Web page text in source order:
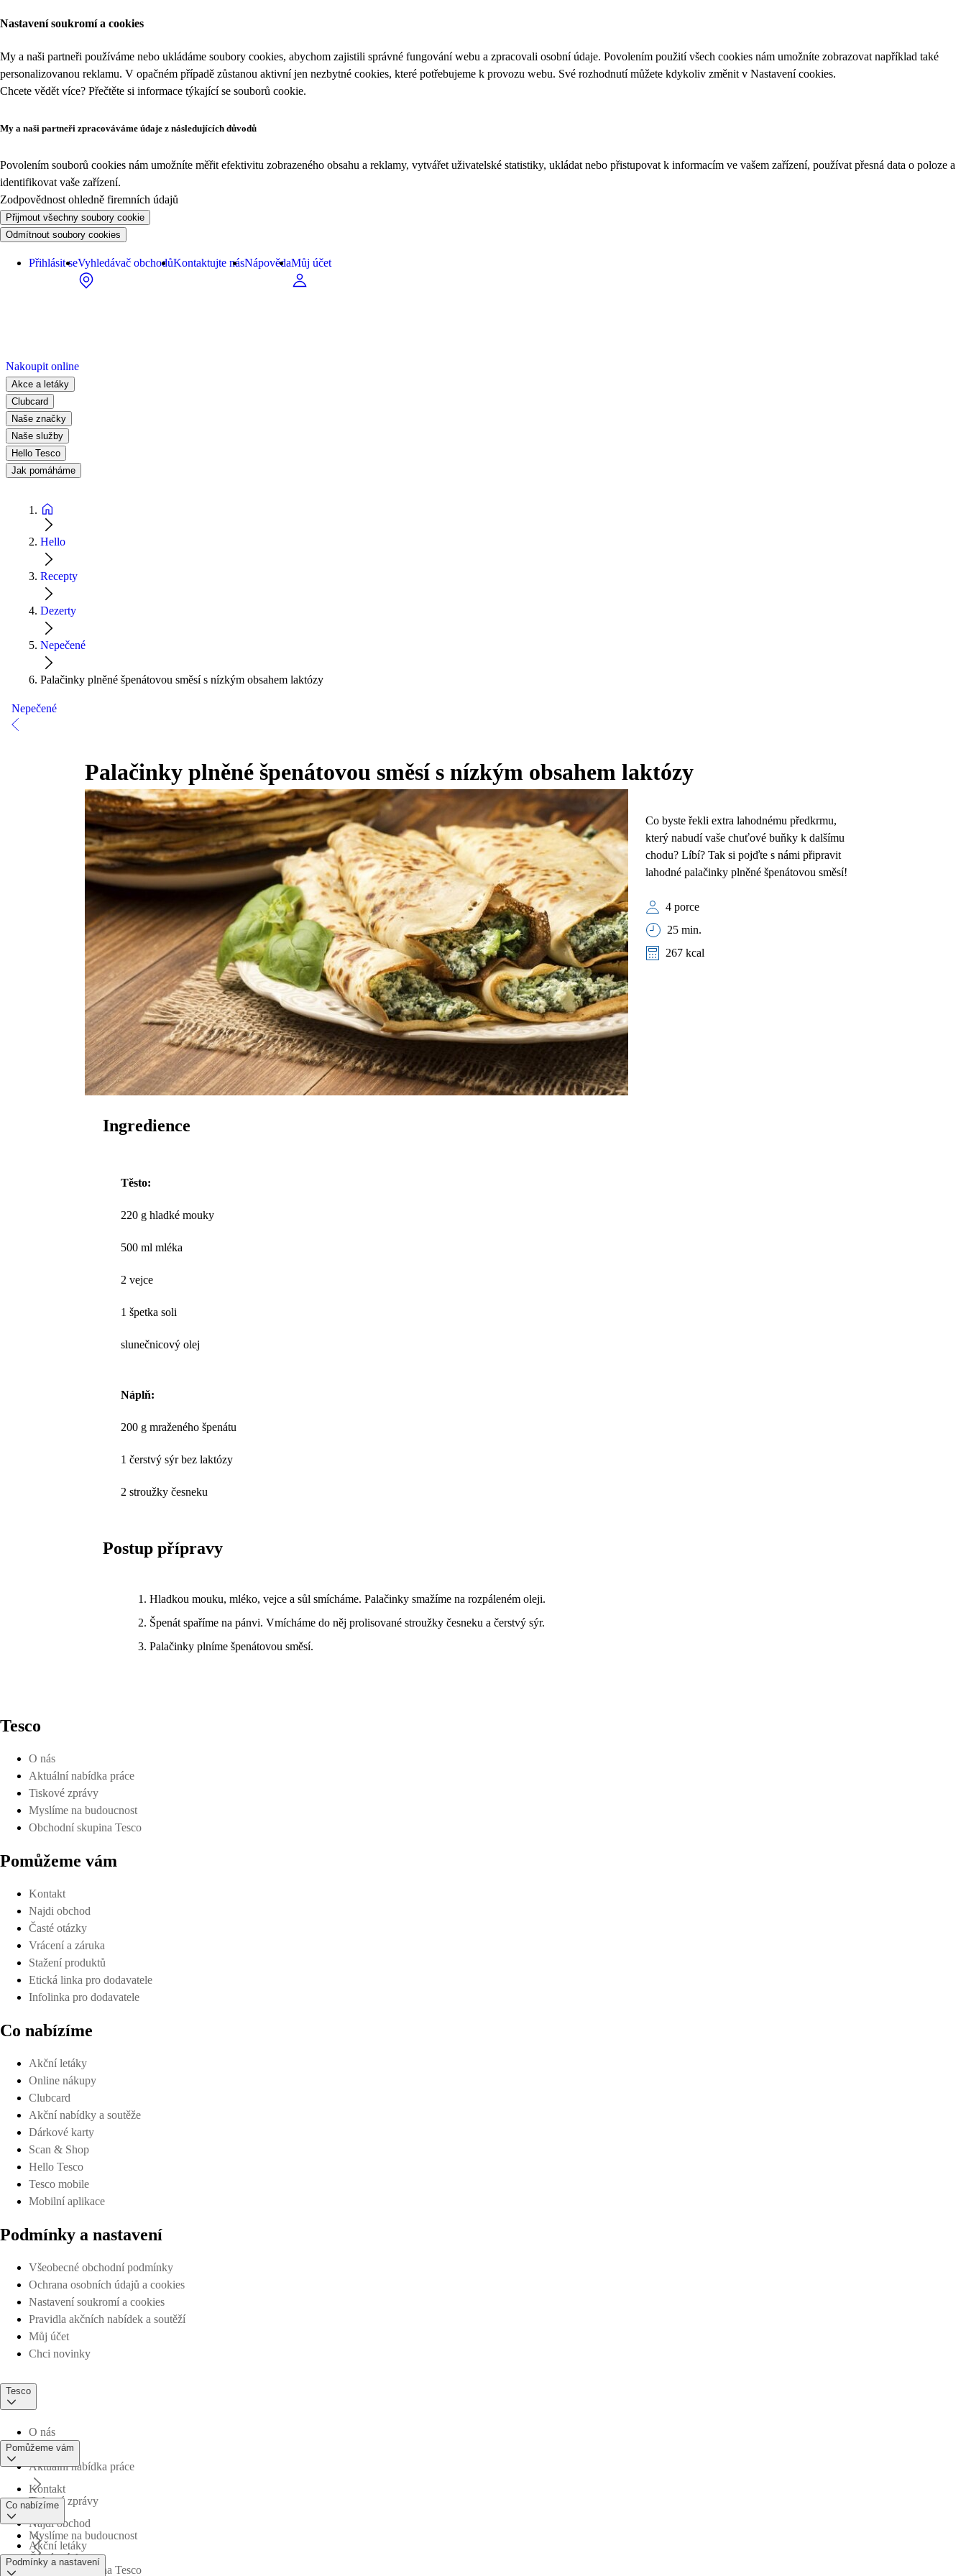
Nastavení soukromí a cookies
My a naši partneři používáme nebo ukládáme soubory cookies, abychom zajistili správné fungování webu a zpracovali osobní údaje. Povolením použití všech cookies nám umožníte zobrazovat například také
personalizovanou reklamu. V opačném případě zůstanou aktivní jen nezbytné cookies, které potřebujeme k provozu webu. Své rozhodnutí můžete kdykoliv změnit v Nastavení cookies.
Chcete vědět více? Přečtěte si informace týkající se souborů cookie.
My a naši partneři zpracováváme údaje z následujících důvodů
Povolením souborů cookies nám umožníte měřit efektivitu zobrazeného obsahu a reklamy, vytvářet uživatelské statistiky, ukládat nebo přistupovat k informacím ve vašem zařízení, používat přesná data o poloze a
identifikovat vaše zařízení.
Zodpovědnost ohledně firemních údajů
Přijmout všechny soubory cookie
Odmítnout soubory cookies
Přihlásit seVyhledávač obchodůKontaktujte násNápovědaMůj účet
Nakoupit online
Akce a letáky
Clubcard
Naše značky
Naše služby
Hello Tesco
Jak pomáháme
Hello
Recepty
Dezerty
Nepečené
Palačinky plněné špenátovou směsí s nízkým obsahem laktózy
Nepečené
Palačinky plněné špenátovou směsí s nízkým obsahem laktózy
Co byste řekli extra lahodnému předkrmu,
který nabudí vaše chuťové buňky k dalšímu
chodu? Líbí? Tak si pojďte s námi připravit
lahodné palačinky plněné špenátovou směsí!
4 porce
25 min.
267 kcal
Ingredience
Těsto:
220 g hladké mouky
500 ml mléka
2 vejce
1 špetka soli
slunečnicový olej
Náplň:
200 g mraženého špenátu
1 čerstvý sýr bez laktózy
2 stroužky česneku
Postup přípravy
Hladkou mouku, mléko, vejce a sůl smícháme. Palačinky smažíme na rozpáleném oleji.
Špenát spaříme na pánvi. Vmícháme do něj prolisované stroužky česneku a čerstvý sýr.
Palačinky plníme špenátovou směsí.
Tesco
O nás
Aktuální nabídka práce
Tiskové zprávy
Myslíme na budoucnost
Obchodní skupina Tesco
Pomůžeme vám
Kontakt
Najdi obchod
Časté otázky
Vrácení a záruka
Stažení produktů
Etická linka pro dodavatele
Infolinka pro dodavatele
Co nabízíme
Akční letáky
Online nákupy
Clubcard
Akční nabídky a soutěže
Dárkové karty
Scan & Shop
Hello Tesco
Tesco mobile
Mobilní aplikace
Podmínky a nastavení
Všeobecné obchodní podmínky
Ochrana osobních údajů a cookies
Nastavení soukromí a cookies
Pravidla akčních nabídek a soutěží
Můj účet
Chci novinky
Tesco
O nás
Aktuální nabídka práce
Tiskové zprávy
Myslíme na budoucnost
Obchodní skupina Tesco
Pomůžeme vám
Kontakt
Najdi obchod
Časté otázky
Co nabízíme
Akční letáky
Podmínky a nastavení